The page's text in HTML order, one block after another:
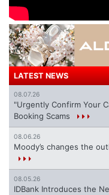
LATEST NEWS
08.07.26
"Urgently Confirm Your
Booking Scams
08.06.26
Moody’s changes the
08.05.26
IDBank Introduces the